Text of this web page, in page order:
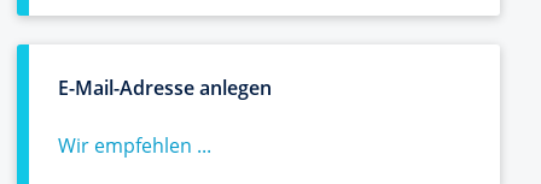
E-Mail-Adresse anlegen
Wir empfehlen ...